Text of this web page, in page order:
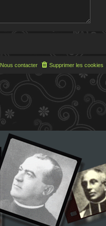
Supprimer les cookies
Nous contacter